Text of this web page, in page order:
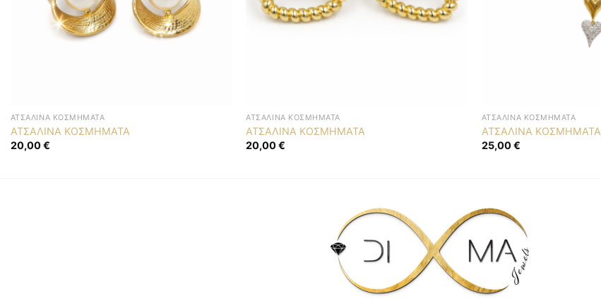
ΑΤΣΆΛΙΝΑ ΚΟΣΜΉΜΑΤΑ
ΑΤΣΑΛΙΝΑ ΚΟΣΜΗΜΑΤΑ
20,00€
ΑΤΣΆΛΙΝΑ ΚΟΣΜΉΜΑΤΑ
ΑΤΣΑΛΙΝΑ ΚΟΣΜΗΜΑΤΑ
20,00€
ΑΤΣΆΛΙΝΑ ΚΟΣΜΉΜΑΤΑ
ΑΤΣΑΛΙΝΑ ΚΟΣΜΗΜΑΤΑ
25,00€